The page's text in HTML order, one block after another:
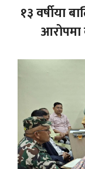
१३ वर्षीया
आरोपमा